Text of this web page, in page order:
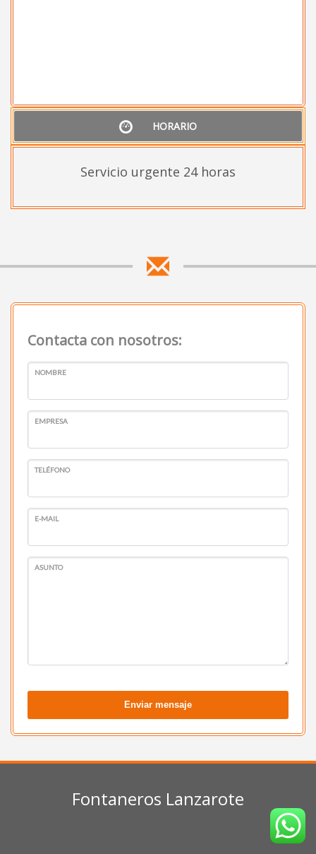
HORARIO
Servicio urgente 24 horas
Contacta con nosotros:
NOMBRE
EMPRESA
TELÉFONO
E-MAIL
ASUNTO
Enviar mensaje
Fontaneros Lanzarote